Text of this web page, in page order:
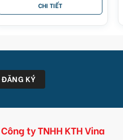
CHI TIẾT
Công ty TNHH KTH Vina